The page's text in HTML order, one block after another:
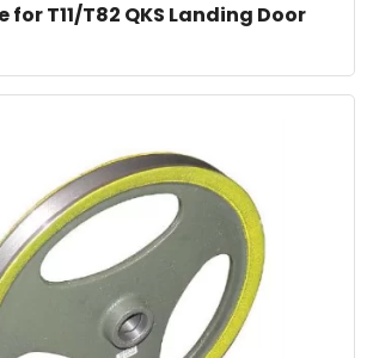
for T11/T82 QKS Landing Door